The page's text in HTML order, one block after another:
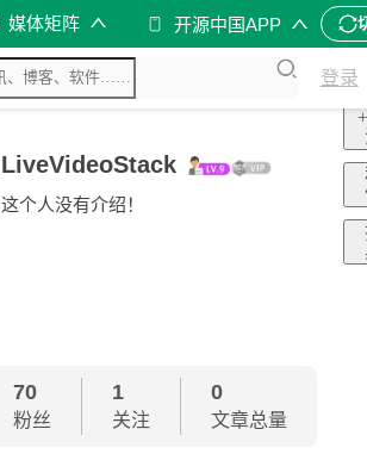
媒体矩阵 开源中国APP
登录
LiveVideoStack
这个人没有介绍！
70
粉丝
1
关注
0
文章总量